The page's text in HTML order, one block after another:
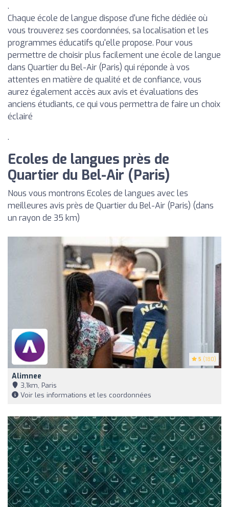
.
Chaque école de langue dispose d'une fiche dédiée où
vous trouverez ses coordonnées, sa localisation et les
programmes éducatifs qu'elle propose. Pour vous
permettre de choisir plus facilement une école de langue
dans Quartier du Bel-Air (Paris) qui réponde à vos
attentes en matière de qualité et de confiance, vous
aurez également accès aux avis et évaluations des
anciens étudiants, ce qui vous permettra de faire un choix
éclairé
.
Ecoles de langues près de
Quartier du Bel-Air (Paris)
Nous vous montrons Ecoles de langues avec les
meilleures avis près de Quartier du Bel-Air (Paris) (dans
un rayon de 35 km)
5 (180)
Alimnee
3,1km, Paris
Voir les informations et les coordonnées